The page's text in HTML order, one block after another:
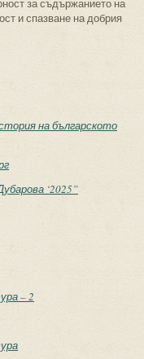
за съдържанието на
и спазване на добрия
на българското
‘2025”
– 2